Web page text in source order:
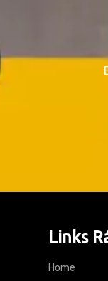
Links
Home